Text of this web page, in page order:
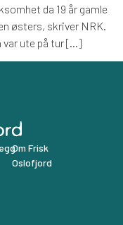
da 19 år gamle
østers, skriver NRK.
var ute på tur […]
Om Frisk
Oslofjord